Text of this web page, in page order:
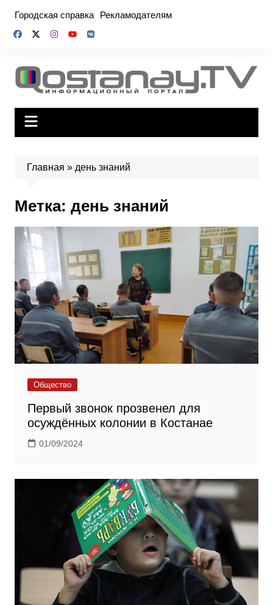
содержимому
Городская справка Рекламодателям
Главная » день знаний
Метка: день знаний
Общество
Первый звонок прозвенел для
осуждённых колонии в Костанае
01/09/2024